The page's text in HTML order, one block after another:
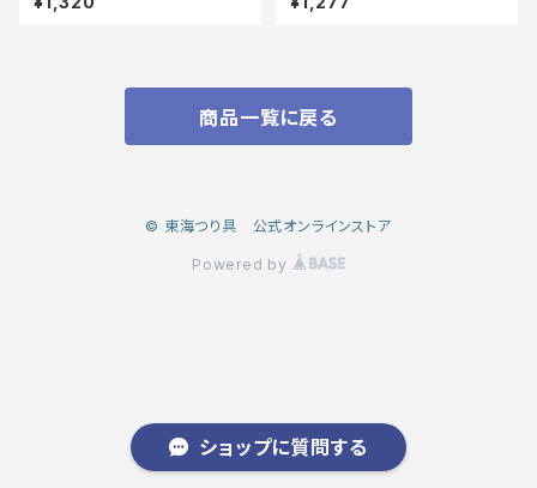
ショップに質問する
商品一覧に戻る
© 東海つり具 公式オンラインストア
Powered by